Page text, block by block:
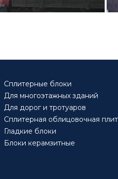
Сплитерные блоки
Для многоэтажных зданий
Для дорог и тротуаров
Сплитерная облицовочная
Гладкие блоки
Блоки керамзитные